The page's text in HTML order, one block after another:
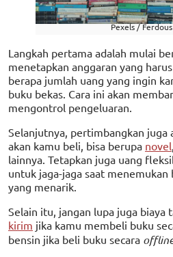
Pexels / Ferdous
Langkah pertama adalah mulai
menetapkan anggaran yang
berapa jumlah uang yang ingin
buku bekas. Cara ini akan
mengontrol pengeluaran.
Selanjutnya, pertimbangkan juga
akan kamu beli, bisa berupa novel
lainnya. Tetapkan juga uang
untuk jaga-jaga saat menemukan
yang menarik.
Selain itu, jangan lupa juga biaya
kirim jika kamu membeli buku
bensin jika beli buku secara